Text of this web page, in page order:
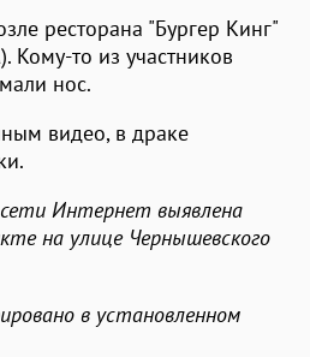
ресторана "Бургер Кинг"
Кому-то из участников
нос.
видео, в драке
Интернет выявлена
на улице Чернышевского
в установленном